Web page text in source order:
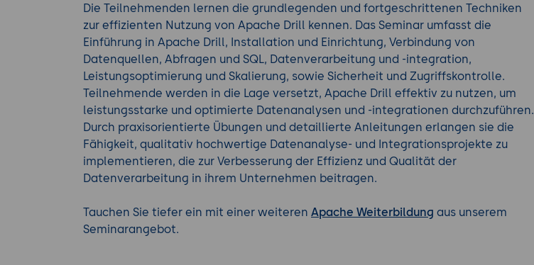
Die Teilnehmenden lernen die grundlegenden und fortgeschrittenen Techniken
zur effizienten Nutzung von Apache Drill kennen. Das Seminar umfasst die
Einführung in Apache Drill, Installation und Einrichtung, Verbindung von
Datenquellen, Abfragen und SQL, Datenverarbeitung und -integration,
Leistungsoptimierung und Skalierung, sowie Sicherheit und Zugriffskontrolle.
Teilnehmende werden in die Lage versetzt, Apache Drill effektiv zu nutzen, um
leistungsstarke und optimierte Datenanalysen und -integrationen durchzuführen.
Durch praxisorientierte Übungen und detaillierte Anleitungen erlangen sie die
Fähigkeit, qualitativ hochwertige Datenanalyse- und Integrationsprojekte zu
implementieren, die zur Verbesserung der Effizienz und Qualität der
Datenverarbeitung in ihrem Unternehmen beitragen.
Tauchen Sie tiefer ein mit einer weiteren Apache Weiterbildung aus unserem
Seminarangebot.